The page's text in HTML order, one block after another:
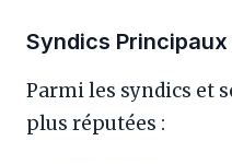
Syndics
Parmi les syndics et
plus réputées :